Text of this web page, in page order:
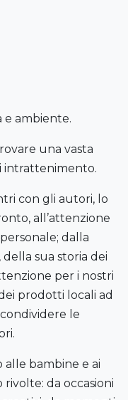
e ambiente.
una vasta
intrattenimento.
con gli autori, lo
all’attenzione
dalla
sua storia dei
per i nostri
prodotti locali ad
le
alle bambine e ai
da occasioni